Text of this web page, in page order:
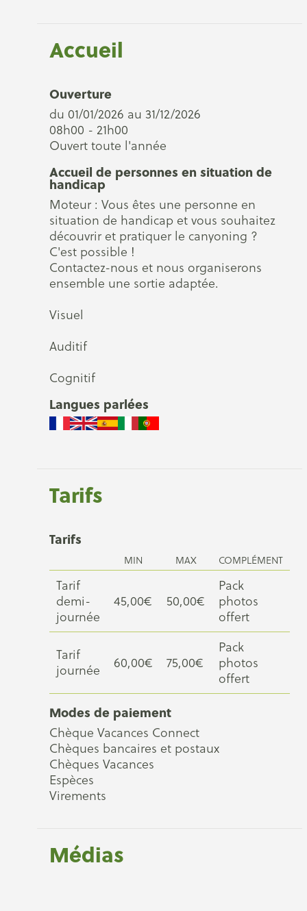
Accueil
Ouverture
du 01/01/2026 au 31/12/2026
08h00 - 21h00
Ouvert toute l'année
Accueil de personnes en situation de
handicap
Moteur : Vous êtes une personne en
situation de handicap et vous souhaitez
découvrir et pratiquer le canyoning ?
C'est possible !
Contactez-nous et nous organiserons
ensemble une sortie adaptée.
Visuel
Auditif
Cognitif
Langues parlées
Tarifs
Tarifs
MIN MAX COMPLÉMENT
Tarif
demi-
journée
45,00€ 50,00€
Pack
photos
offert
Tarif
journée
60,00€ 75,00€
Pack
photos
offert
Modes de paiement
Chèque Vacances Connect
Chèques bancaires et postaux
Chèques Vacances
Espèces
Virements
Médias